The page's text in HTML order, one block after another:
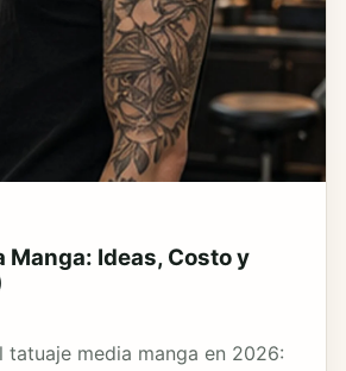
Manga: Ideas, Costo y
tatuaje media manga en 2026: